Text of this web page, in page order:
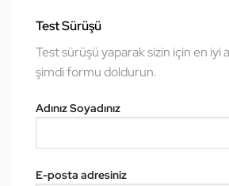
Test Sürüşü
Test sürüşü yaparak sizin için en iyi
şimdi formu doldurun.
Adınız Soyadınız
E-posta adresiniz